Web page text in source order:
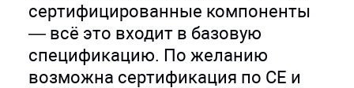
сертифицированные компоненты
— всё это входит в базовую
спецификацию. По желанию
возможна сертификация по CE и